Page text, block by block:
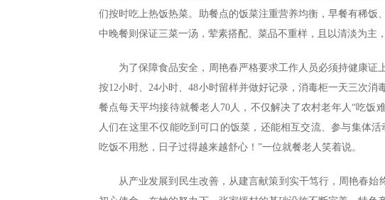
们按时吃上热饭热菜。助餐点的饭菜注重营养均衡，早餐有稀饭
中晚餐则保证三菜一汤，荤素搭配、菜品不重样，且以清淡为主
为了保障食品安全，周艳春严格要求工作人员必须持健康证
按12小时、24小时、48小时留样并做好记录，消毒柜一天三次
餐点每天平均接待就餐老人70人，不仅解决了农村老年人“吃饭
人们在这里不仅能吃到可口的饭菜，还能相互交流、参与集体
吃饭不用愁，日子过得越来越舒心！”一位就餐老人笑着说。
从产业发展到民生改善，从建言献策到实干笃行，周艳春始